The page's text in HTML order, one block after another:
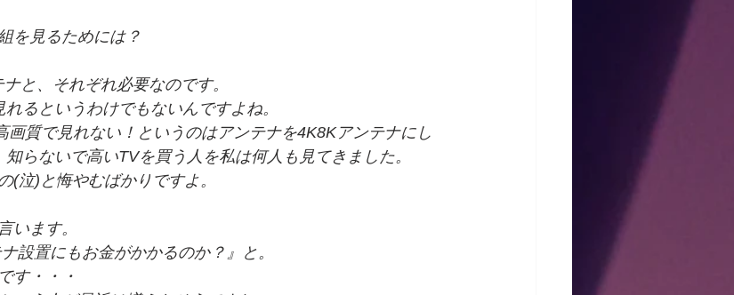
を見るためには？
と、それぞれ必要なのです。
るというわけでもないんですよね。
画質で見れない！というのはアンテナを4K8Kアンテナにし
らないで高いTVを買う人を私は何人も見てきました。
(泣)と悔やむばかりですよ。
います。
設置にもお金がかかるのか？』と。
す・・・